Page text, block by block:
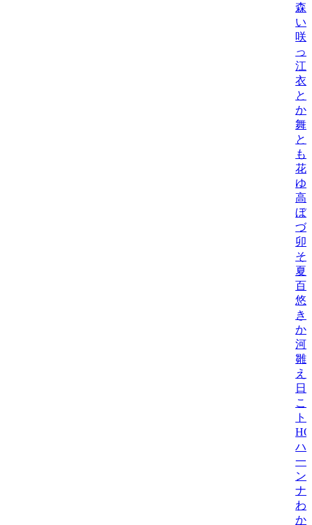
森
い
咲
っ
江
衣
と
か/
舞/
と
も
花
ゆ
高
ぼ
づ
卯
そ
夏
百/
悠/
き
か/
河
雛
え
日
こ
ト
ハ
一/
ン
ナ
わ
か/